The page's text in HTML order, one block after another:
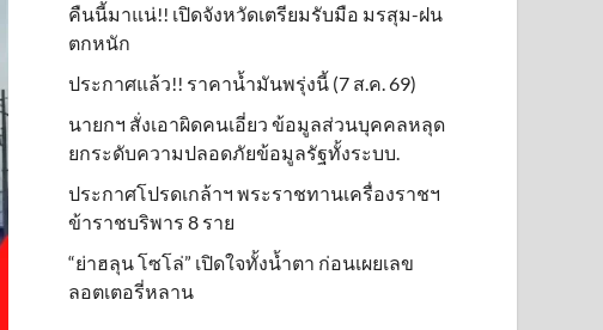
คืนนี้มาแน่!! เปิดจังหวัดเตรียมรับมือ มรสุม-ฝน
ตกหนัก
ประกาศแล้ว!! ราคาน้ำมันพรุ่งนี้ (7 ส.ค. 69)
นายกฯ สั่งเอาผิดคนเอี่ยว ข้อมูลส่วนบุคคลหลุด
ยกระดับความปลอดภัยข้อมูลรัฐทั้งระบบ.
ประกาศโปรดเกล้าฯ พระราชทานเครื่องราชฯ
ข้าราชบริพาร 8 ราย
“ย่าฮลุน โซโล่” เปิดใจทั้งน้ำตา ก่อนเผยเลข
ลอตเตอรี่หลาน